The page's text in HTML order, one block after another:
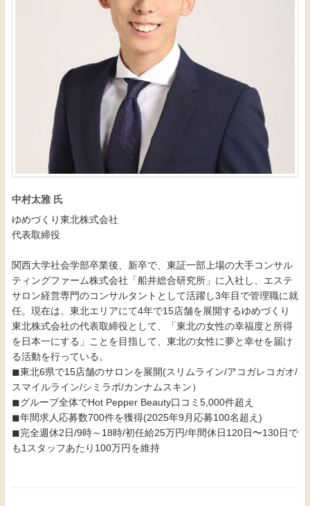
中村太雅 氏
ゆめづくり東北株式会社
代表取締役
関西大学社会学部卒業後、新卒で、東証一部上場の大手コンサル
ティングファーム株式会社「船井総合研究所」に入社し、エステ
サロン経営専門のコンサルタントとして活躍し3年目で管理職に就
任。現在は、東北エリアにて4年で15店舗を展開するゆめづくり
東北株式会社の代表取締役として、「東北の女性の幸福度と所得
を日本一にする」ことを目指して、東北の女性に夢と幸せを届け
る活動を行っている。
◼東北6県で15店舗のサロンを展開(スリムライン/アコガレコガオ/
スマイルライン/シミラボ/カンナムスキン）
◼グループ全体でHot Pepper Beauty口コミ5,000件超え
◼年間求人応募数700件を獲得(2025年9月応募100名超え)
◼完全週休2日/9時～18時/初任給25万円/年間休日120日〜130日で
も1スタッフあたり100万円を維持